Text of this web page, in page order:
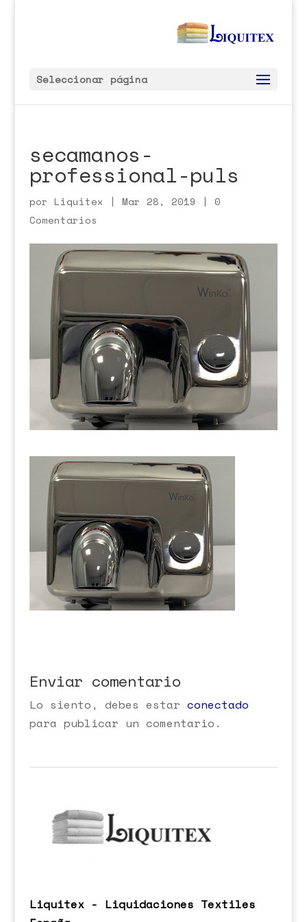
Seleccionar página
secamanos-
professional-puls
por Liquitex | Mar 28, 2019 | 0
Comentarios
Enviar comentario
Lo siento, debes estar conectado
para publicar un comentario.
Liquitex - Liquidaciones Textiles